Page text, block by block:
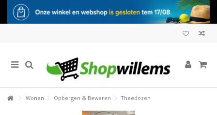
Wonen Opbergen & Bewaren Theedozen